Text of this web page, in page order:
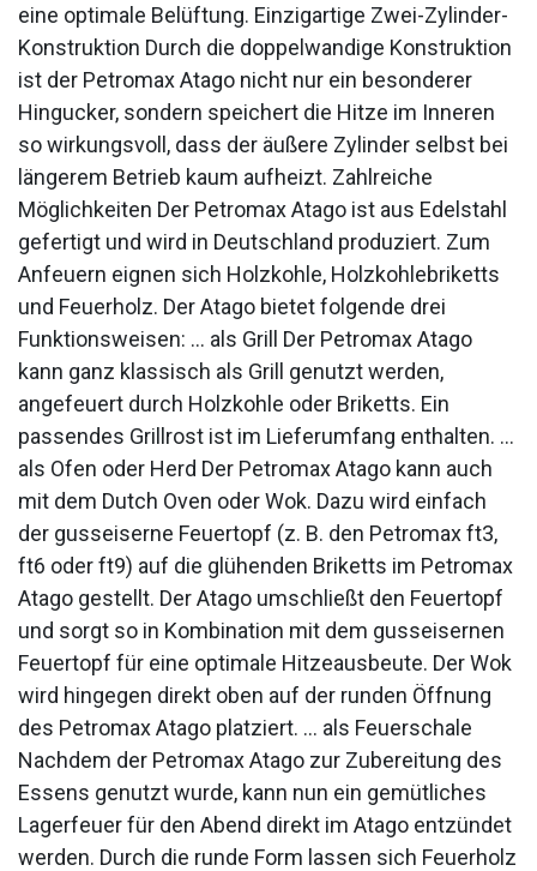
eine optimale Belüftung. Einzigartige Zwei-Zylinder-
Konstruktion Durch die doppelwandige Konstruktion
ist der Petromax Atago nicht nur ein besonderer
Hingucker, sondern speichert die Hitze im Inneren
so wirkungsvoll, dass der äußere Zylinder selbst bei
längerem Betrieb kaum aufheizt. Zahlreiche
Möglichkeiten Der Petromax Atago ist aus Edelstahl
gefertigt und wird in Deutschland produziert. Zum
Anfeuern eignen sich Holzkohle, Holzkohlebriketts
und Feuerholz. Der Atago bietet folgende drei
Funktionsweisen: … als Grill Der Petromax Atago
kann ganz klassisch als Grill genutzt werden,
angefeuert durch Holzkohle oder Briketts. Ein
passendes Grillrost ist im Lieferumfang enthalten. …
als Ofen oder Herd Der Petromax Atago kann auch
mit dem Dutch Oven oder Wok. Dazu wird einfach
der gusseiserne Feuertopf (z. B. den Petromax ft3,
ft6 oder ft9) auf die glühenden Briketts im Petromax
Atago gestellt. Der Atago umschließt den Feuertopf
und sorgt so in Kombination mit dem gusseisernen
Feuertopf für eine optimale Hitzeausbeute. Der Wok
wird hingegen direkt oben auf der runden Öffnung
des Petromax Atago platziert. … als Feuerschale
Nachdem der Petromax Atago zur Zubereitung des
Essens genutzt wurde, kann nun ein gemütliches
Lagerfeuer für den Abend direkt im Atago entzündet
werden. Durch die runde Form lassen sich Feuerholz